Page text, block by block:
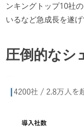
ンキングトップ10社
いるなど急成長を遂げ
圧倒的なシ